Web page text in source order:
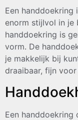
Een
enorm stijlvol in je
handdoekring is
vorm. De
je makkelijk bij
draaibaar, fijn
Een handdoekring